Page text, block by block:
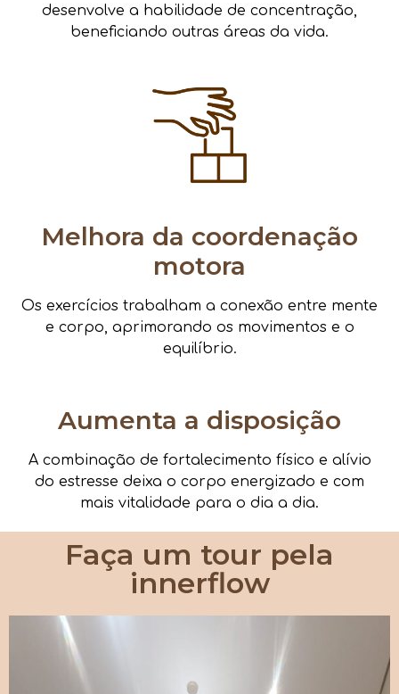
desenvolve a habilidade de concentração,
beneficiando outras áreas da vida.
Melhora da coordenação
motora
Os exercícios trabalham a conexão entre mente
e corpo, aprimorando os movimentos e o
equilíbrio.
Aumenta a disposição
A combinação de fortalecimento físico e alívio
do estresse deixa o corpo energizado e com
mais vitalidade para o dia a dia.
Faça um tour pela
innerflow